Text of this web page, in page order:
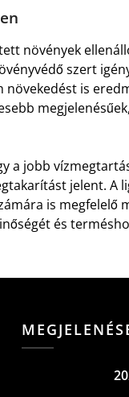
növények
szert
is
a jobb
jelent. A
is megfelelő
és